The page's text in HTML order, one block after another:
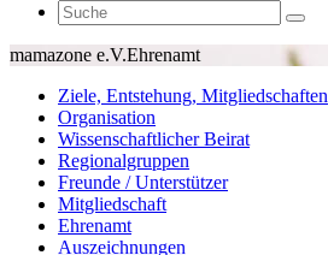
mamazone e.V.Ehrenamt
Ziele, Entstehung, Mitgliedschaften
Organisation
Wissenschaftlicher Beirat
Regionalgruppen
Freunde / Unterstützer
Mitgliedschaft
Ehrenamt
Auszeichnungen